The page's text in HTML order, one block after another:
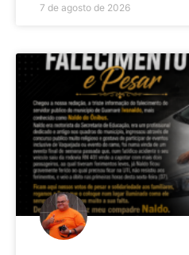
7 de agosto de 2026